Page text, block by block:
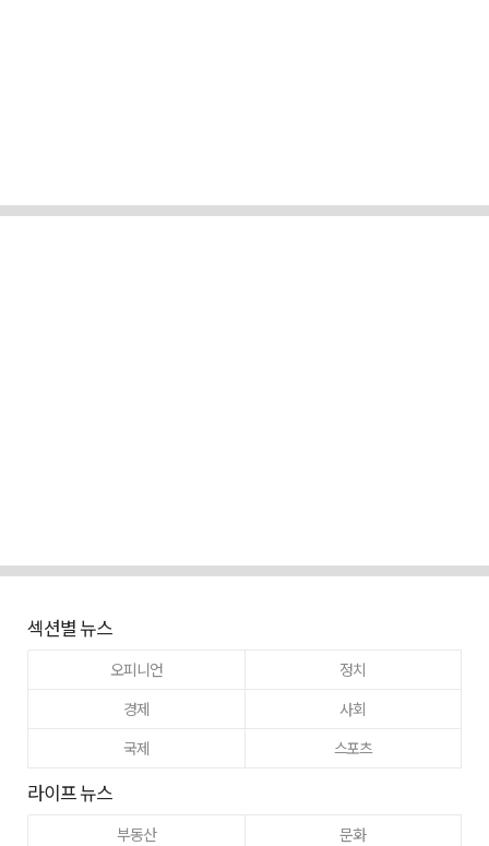
섹션별 뉴스
오피니언
정치
경제
사회
국제
스포츠
라이프 뉴스
부동산
문화